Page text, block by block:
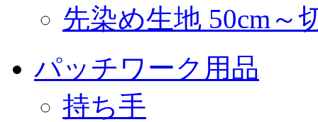
先染め生地 50cm～
パッチワーク用品
持ち手